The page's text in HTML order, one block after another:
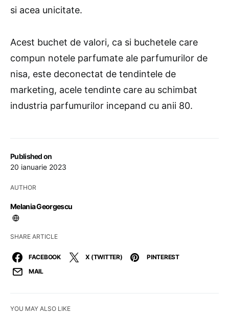
Published on
20 ianuarie 2023
AUTHOR
Melania Georgescu
SHARE ARTICLE
FACEBOOK X (TWITTER)
PINTEREST
MAIL
si acea unicitate.
Acest buchet de valori, ca si buchetele care
compun notele parfumate ale parfumurilor de
nisa, este deconectat de tendintele de
marketing, acele tendinte care au schimbat
industria parfumurilor incepand cu anii 80.
YOU MAY ALSO LIKE